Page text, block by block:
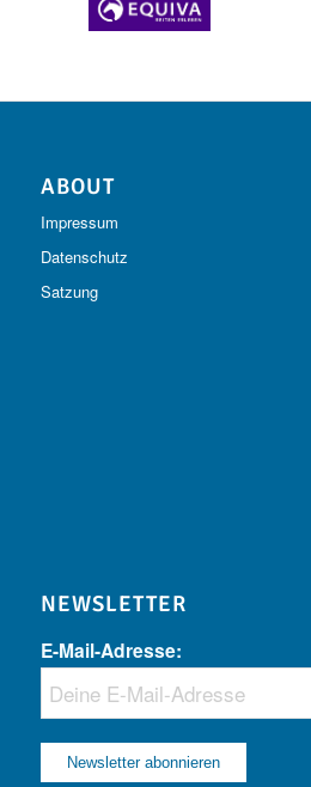
ABOUT
Impressum
Datenschutz
Satzung
NEWSLETTER
E-Mail-Adresse: